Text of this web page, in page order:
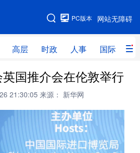
网站无障碍
PC版本
高层 时政 人事 国际 财
网站地图
时政 人事
网评
智库 全球连线
量子 体育
国推介会在伦敦举行
21:30:05 来源： 新华网